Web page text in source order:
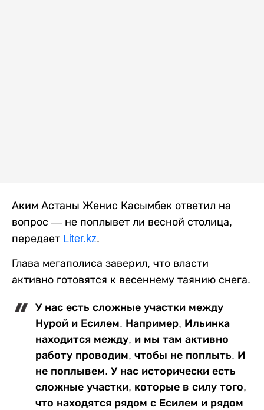
Аким Астаны Женис Касымбек ответил на
вопрос — не поплывет ли весной столица,
передает Liter.kz.
Глава мегаполиса заверил, что власти
активно готовятся к весеннему таянию снега.
У нас есть сложные участки между
Нурой и Есилем. Например, Ильинка
находится между, и мы там активно
работу проводим, чтобы не поплыть. И
не поплывем. У нас исторически есть
сложные участки, которые в силу того,
что находятся рядом с Есилем и рядом